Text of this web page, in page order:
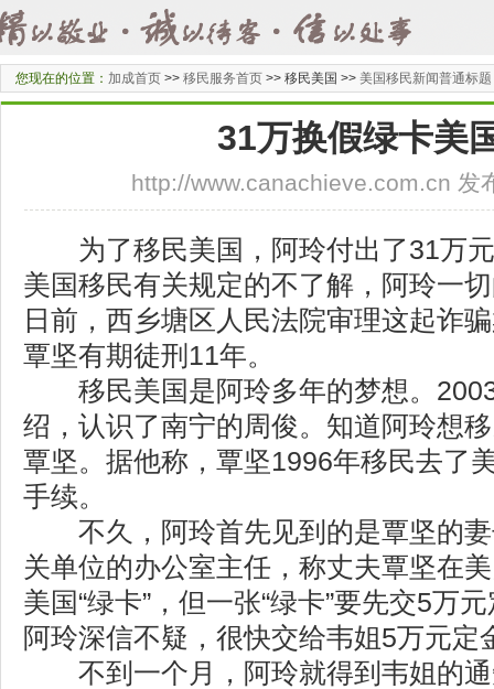
您现在的位置： 加成首页 >> 移民服务首页 >> 移民美国 >> 美国移民新闻普通标题
31万换假绿卡美
http://www.canachieve.com.cn 发
为了移民美国，阿玲付出了31万元
美国移民有关规定的不了解，阿玲一
日前，西乡塘区人民法院审理这起诈
覃坚有期徒刑11年。
移民美国是阿玲多年的梦想。
绍，认识了南宁的周俊。知道阿玲想
覃坚。据他称，覃坚1996年移民去了
手续。
不久，阿玲首先见到的是覃坚的妻
关单位的办公室主任，称丈夫覃坚在
美国“绿卡”，但一张“绿卡”要先交5万
阿玲深信不疑，很快交给韦姐5万元定
不到一个月，阿玲就得到韦姐的通